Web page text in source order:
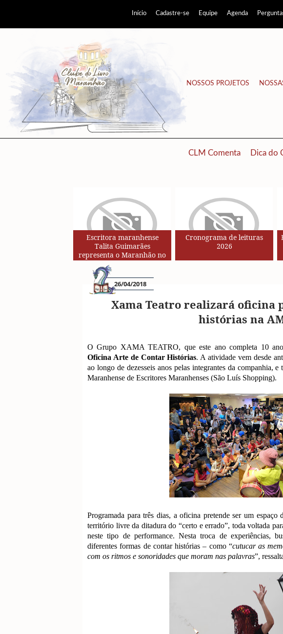
Início Cadastre-se Equipe Agenda
NOSSOS PROJETOS
CLM Comenta Dica do
Escritora maranhense
Talita Guimarães
representa o Maranhão no
Circuito de Autores da Rede
SESC de Leituras
Cronograma de leituras
2026
26/04/2018
Xama Teatro realizará oficina
histórias na
O Grupo XAMA TEATRO, que este ano completa 10
Oficina Arte de Contar Histórias. A atividade vem desde
ao longo de dezesseis anos pelas integrantes da companhia,
Maranhense de Escritores Maranhenses (São Luís Shopping).
Programada para três dias, a oficina pretende ser um espaço
território livre da ditadura do “certo e errado”, toda voltada
neste tipo de performance. Nesta troca de experiências,
diferentes formas de contar histórias – como “cutucar as
com os ritmos e sonoridades que moram nas palavras”,